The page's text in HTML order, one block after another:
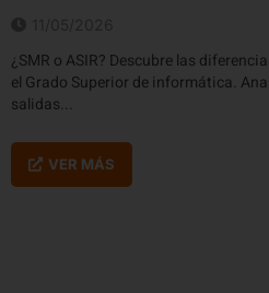
¿SMR o ASIR? Descubre las
el Grado Superior de informática.
salidas...
VER MÁS